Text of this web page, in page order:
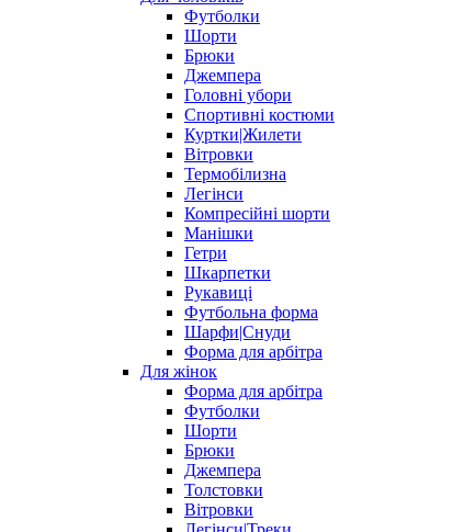
Футболки
Шорти
Брюки
Джемпера
Головні убори
Спортивні костюми
Куртки|Жилети
Вітровки
Термобілизна
Легінси
Компресійні шорти
Манішки
Гетри
Шкарпетки
Рукавиці
Футбольна форма
Шарфи|Снуди
Форма для арбітра
Для жінок
Форма для арбітра
Футболки
Шорти
Брюки
Джемпера
Толстовки
Вітровки